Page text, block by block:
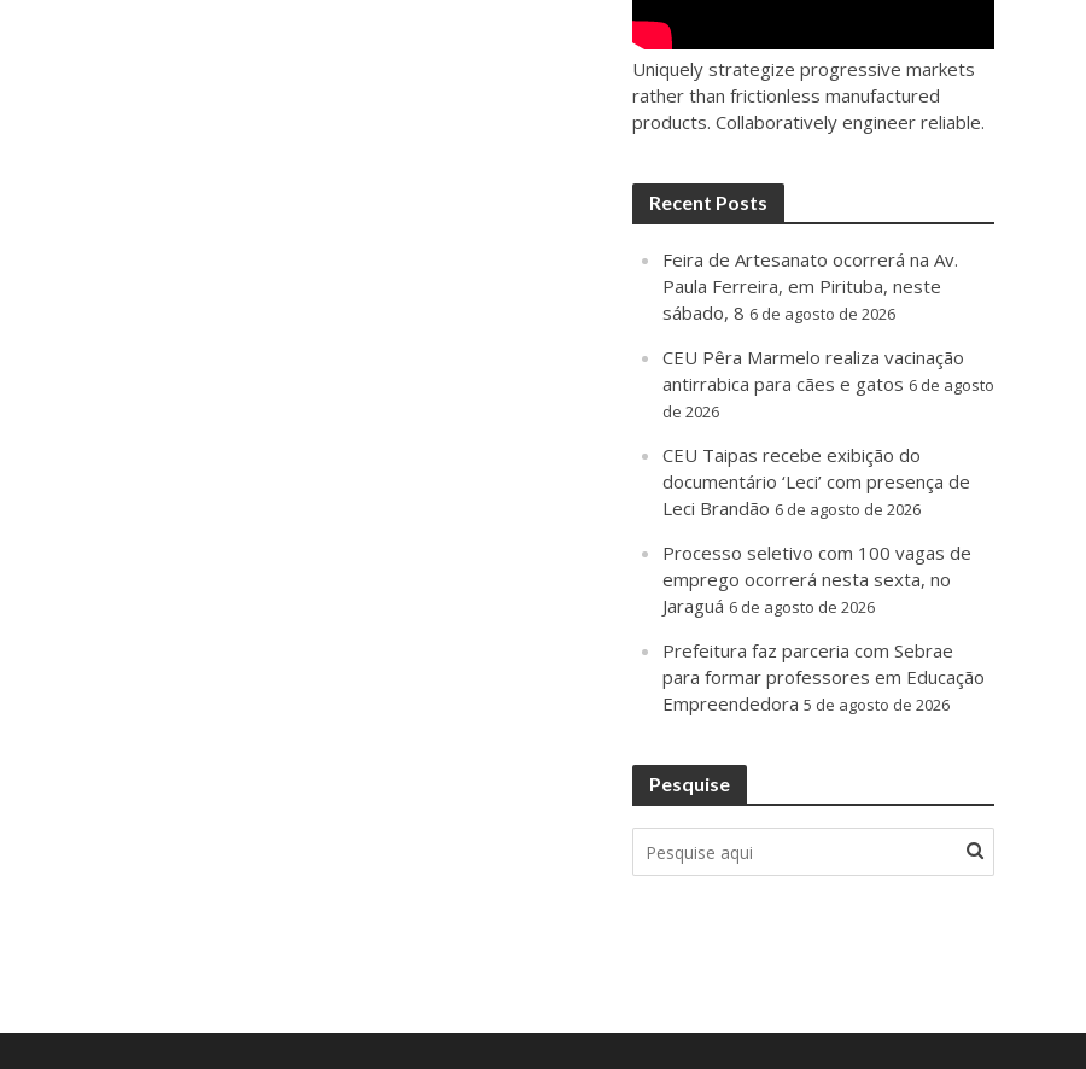
Uniquely strategize progressive markets
rather than frictionless manufactured
products. Collaboratively engineer reliable.
Recent Posts
Feira de Artesanato ocorrerá na Av.
Paula Ferreira, em Pirituba, neste
sábado, 8 6 de agosto de 2026
CEU Pêra Marmelo realiza vacinação
antirrabica para cães e gatos 6 de agosto
de 2026
CEU Taipas recebe exibição do
documentário ‘Leci’ com presença de
Leci Brandão 6 de agosto de 2026
Processo seletivo com 100 vagas de
emprego ocorrerá nesta sexta, no
Jaraguá 6 de agosto de 2026
Prefeitura faz parceria com Sebrae
para formar professores em Educação
Empreendedora 5 de agosto de 2026
Pesquise